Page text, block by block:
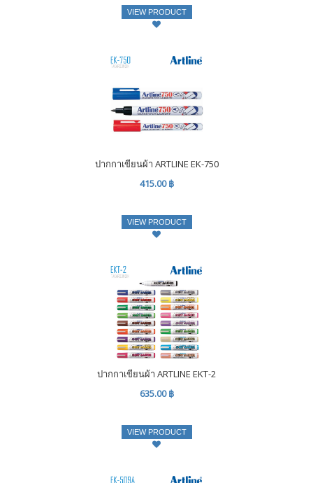
VIEW PRODUCT
ปากกาเขียนผ้า ARTLINE EK-750
415.00 ฿
VIEW PRODUCT
ปากกาเขียนผ้า ARTLINE EKT-2
635.00 ฿
VIEW PRODUCT